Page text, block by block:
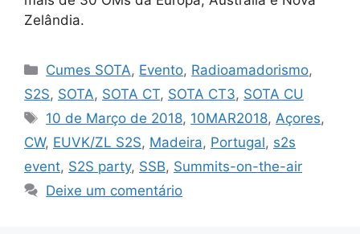
Zelândia.
Categorias
Cumes SOTA, Evento, Radioamadorismo,
S2S, SOTA, SOTA CT, SOTA CT3, SOTA CU
Etiquetas
10 de Março de 2018, 10MAR2018, Açores,
CW, EUVK/ZL S2S, Madeira, Portugal, s2s
event, S2S party, SSB, Summits-on-the-air
Deixe um comentário